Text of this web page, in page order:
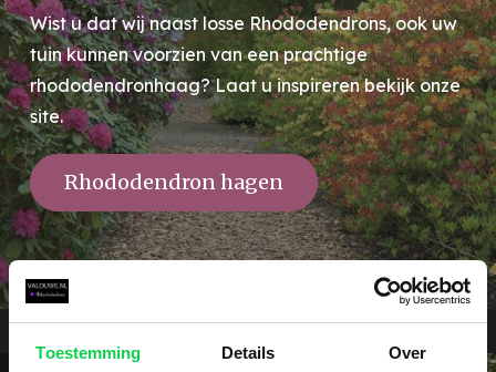
Toestemming Details Over
Wist u dat wij naast losse Rhododendrons, ook uw
tuin kunnen voorzien van een prachtige
rhododendronhaag? Laat u inspireren bekijk onze
site.
Rhododendron hagen